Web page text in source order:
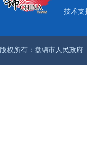
技术支
版权所有：盘锦市人民政府